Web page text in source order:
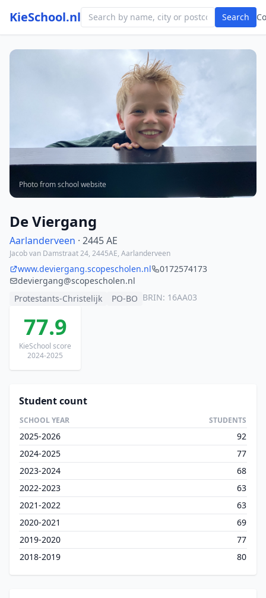
KieSchool.nl Search
Photo from school website
De Viergang
Aarlanderveen · 2445 AE
Jacob van Damstraat 24, 2445AE, Aarlanderveen
www.deviergang.scopescholen.nl
0172574173
deviergang@scopescholen.nl
Protestants-Christelijk
PO-BO BRIN: 16AA03
77.9
KieSchool score
2024-2025
Student count
SCHOOL YEAR STUDENTS
2025-2026
92
2024-2025
77
2023-2024
68
2022-2023
63
2021-2022
63
2020-2021
69
2019-2020
77
2018-2019
80